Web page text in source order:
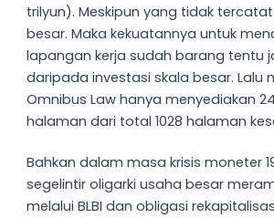
trilyun). Meskipun yang tidak
besar. Maka kekuatannya untuk
lapangan kerja sudah barang tentu
daripada investasi skala besar. Lalu
Omnibus Law hanya menyediakan
halaman dari total 1028 halaman
Bahkan dalam masa krisis moneter
segelintir oligarki usaha besar
melalui BLBI dan obligasi